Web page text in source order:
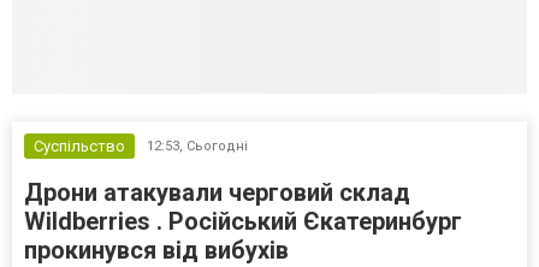
Суспільство 12:53, Сьогодні
Дрони атакували черговий склад
Wildberries . Російський Єкатеринбург
прокинувся від вибухів